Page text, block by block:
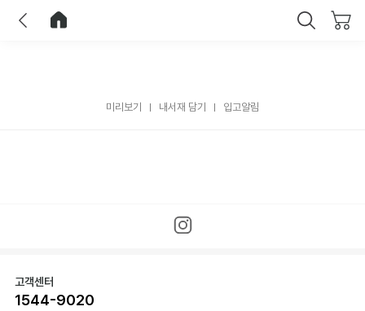
미리보기 내서재 담기 입고알림
고객센터
1544-9020